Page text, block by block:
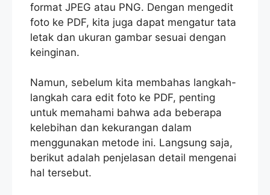
format JPEG atau PNG. Dengan mengedit
foto ke PDF, kita juga dapat mengatur tata
letak dan ukuran gambar sesuai dengan
keinginan.
Namun, sebelum kita membahas langkah-
langkah cara edit foto ke PDF, penting
untuk memahami bahwa ada beberapa
kelebihan dan kekurangan dalam
menggunakan metode ini. Langsung saja,
berikut adalah penjelasan detail mengenai
hal tersebut.